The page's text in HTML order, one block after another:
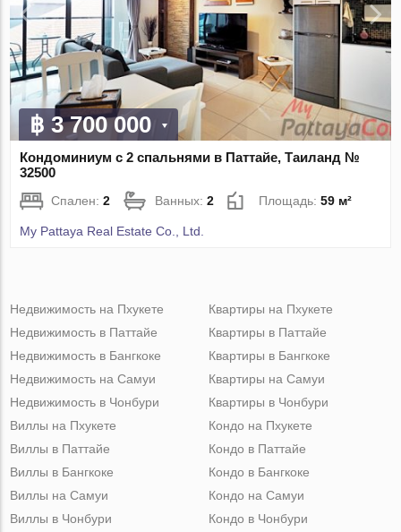
฿ 3 700 000
Кондоминиум с 2 спальнями в Паттайе, Таиланд №
32500
Спален:2 Ванных:2 Площадь:59 м²
My Pattaya Real Estate Co., Ltd.
Недвижимость на Пхукете
Недвижимость в Паттайе
Недвижимость в Бангкоке
Недвижимость на Самуи
Недвижимость в Чонбури
Квартиры на Пхукете
Квартиры в Паттайе
Квартиры в Бангкоке
Квартиры на Самуи
Квартиры в Чонбури
Виллы на Пхукете
Виллы в Паттайе
Виллы в Бангкоке
Виллы на Самуи
Виллы в Чонбури
Кондо на Пхукете
Кондо в Паттайе
Кондо в Бангкоке
Кондо на Самуи
Кондо в Чонбури